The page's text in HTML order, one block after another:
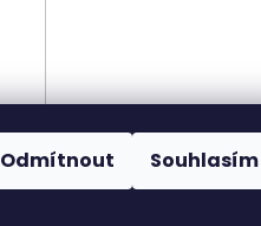
Odmítnout Souhlasím